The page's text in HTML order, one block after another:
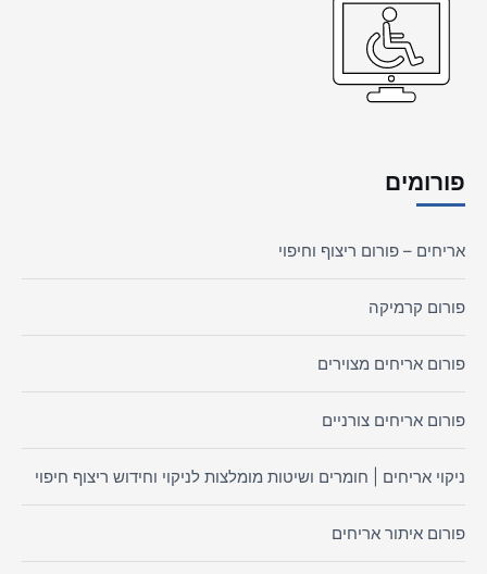
פורומים
אריחים – פורום ריצוף וחיפוי
פורום קרמיקה
פורום אריחים מצוירים
פורום אריחים צורניים
ניקוי אריחים | חומרים ושיטות מומלצות לניקוי וחידוש ריצוף חיפוי
פורום איתור אריחים